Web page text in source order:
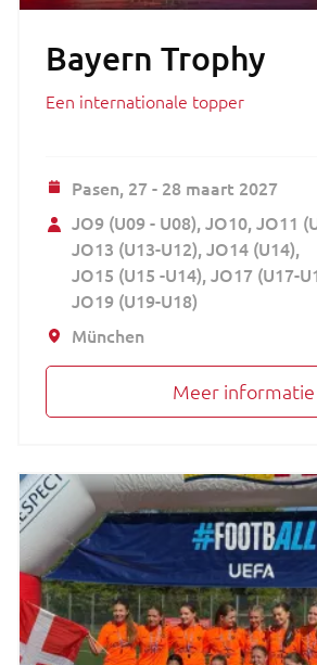
Bayern Trophy
Een internationale topper
Pasen, 27 - 28 maart 2027
JO9 (U09 - U08) JO10 JO11
JO13 (U13-U12) JO14 (U14)
JO15 (U15 -U14) JO17 (U17-
JO19 (U19-U18)
München
Meer informatie